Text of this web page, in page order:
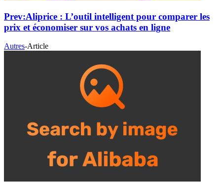
Prev:Aliprice : L’outil intelligent pour comparer les
prix et économiser sur vos achats en ligne
Autres-Article